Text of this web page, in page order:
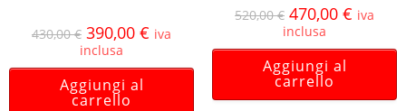
430,00€ 390,00 € iva
inclusa
Aggiungi al
carrello
520,00€ 470,00 € iva
inclusa
Aggiungi al
carrello